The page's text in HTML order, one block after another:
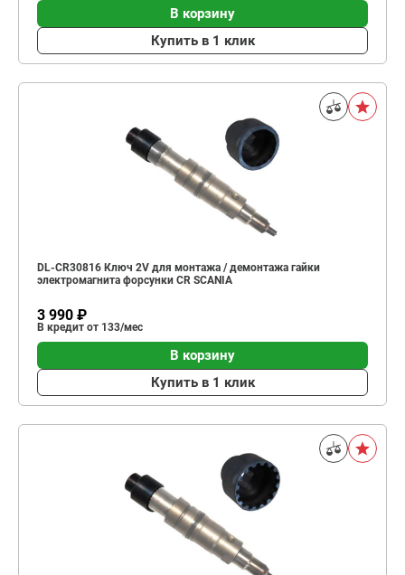
В корзину
Купить в 1 клик
DL-CR30816 Ключ 2V для монтажа / демонтажа гайки
электромагнита форсунки CR SCANIA
3 990 ₽
В кредит от 133/мес
В корзину
Купить в 1 клик